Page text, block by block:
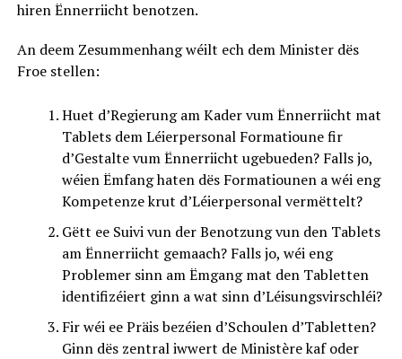
hiren Ënnerriicht benotzen.
An deem Zesummenhang wéilt ech dem Minister dës
Froe stellen:
Huet d’Regierung am Kader vum Ënnerriicht mat
Tablets dem Léierpersonal Formatioune fir
d’Gestalte vum Ënnerriicht ugebueden? Falls jo,
wéien Ëmfang haten dës Formatiounen a wéi eng
Kompetenze krut d’Léierpersonal vermëttelt?
Gëtt ee Suivi vun der Benotzung vun den Tablets
am Ënnerriicht gemaach? Falls jo, wéi eng
Problemer sinn am Ëmgang mat den Tabletten
identifizéiert ginn a wat sinn d’Léisungsvirschléi?
Fir wéi ee Präis bezéien d’Schoulen d’Tabletten?
Ginn dës zentral iwwert de Ministère kaf oder